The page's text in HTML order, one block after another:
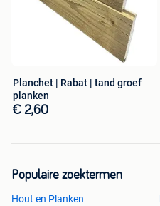
Planchet | Rabat | tand groef
planken
€ 2,60
Populaire zoektermen
Hout en Planken